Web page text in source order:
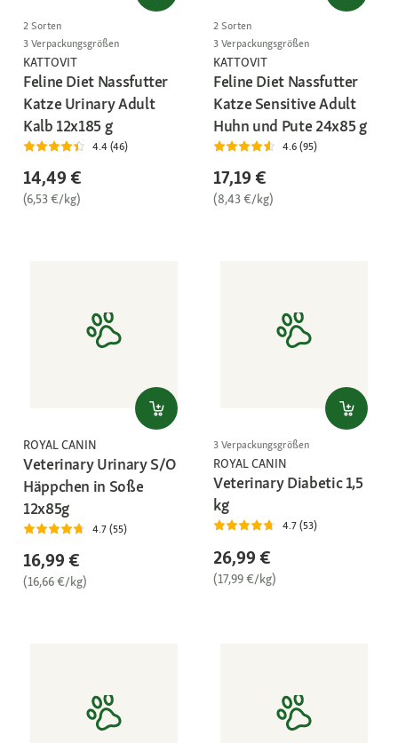
2 Sorten
3 Verpackungsgrößen
KATTOVIT
Feline Diet Nassfutter
Katze Urinary Adult
Kalb 12x185 g
4.4 (46)
14,49 €
(6,53 €/kg)
2 Sorten
3 Verpackungsgrößen
KATTOVIT
Feline Diet Nassfutter
Katze Sensitive Adult
Huhn und Pute 24x85 g
4.6 (95)
17,19 €
(8,43 €/kg)
ROYAL CANIN
Veterinary Urinary S/O
Häppchen in Soße
12x85g
4.7 (55)
16,99 €
(16,66 €/kg)
3 Verpackungsgrößen
ROYAL CANIN
Veterinary Diabetic 1,5
kg
4.7 (53)
26,99 €
(17,99 €/kg)